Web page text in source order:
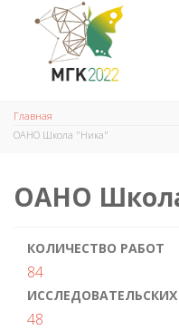
Главная
ОАНО Школа "Ника"
ОАНО
КОЛИЧЕСТВО РАБОТ
84
48